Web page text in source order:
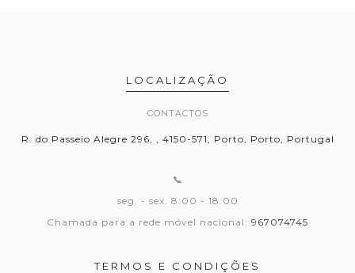
LOCALIZAÇÃO
CONTACTOS
R. do Passeio Alegre 296, , 4150-571, Porto, Porto, Portugal
📞
seg. - sex. 8:00 - 18:00
Chamada para a rede móvel nacional: 967074745
TERMOS E CONDIÇÕES